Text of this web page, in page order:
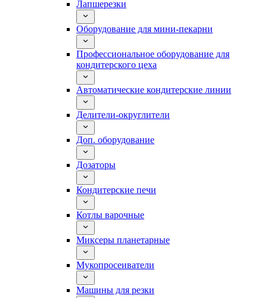
Лапшерезки
Оборудование для мини-пекарни
Профессиональное оборудование для
кондитерского цеха
Автоматические кондитерские линии
Делители-округлители
Доп. оборудование
Дозаторы
Кондитерские печи
Котлы варочные
Миксеры планетарные
Мукопросеиватели
Машины для резки